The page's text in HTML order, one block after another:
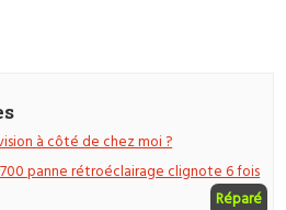
à côté de chez moi ?
panne rétroéclairage clignote 6 fois
Réparé